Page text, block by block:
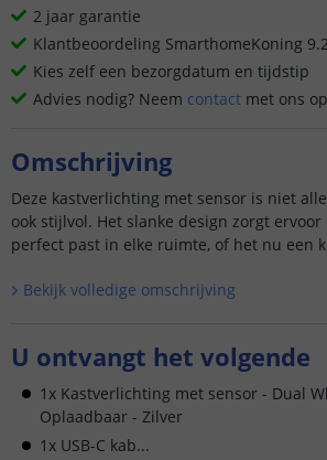
2 jaar garantie
Klantbeoordeling SmarthomeKoning
Kies zelf een bezorgdatum en tijdstip
Advies nodig? Neem contact met ons
Omschrijving
Deze kastverlichting met sensor is niet
ook stijlvol. Het slanke design zorgt
perfect past in elke ruimte, of het nu een
Bekijk volledige omschrijving
U ontvangt het volgende
1x Kastverlichting met sensor - Dual
Oplaadbaar - Zilver
1x USB-C kab...